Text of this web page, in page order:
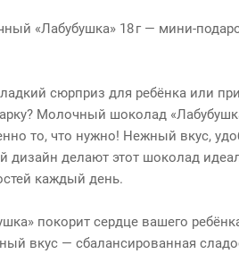
«Лабубушка» 18 г —
сюрприз для ребёнка или
Молочный шоколад
то, что нужно! Нежный вкус,
дизайн делают этот шоколад
каждый день.
покорит сердце вашего
вкус — сбалансированная